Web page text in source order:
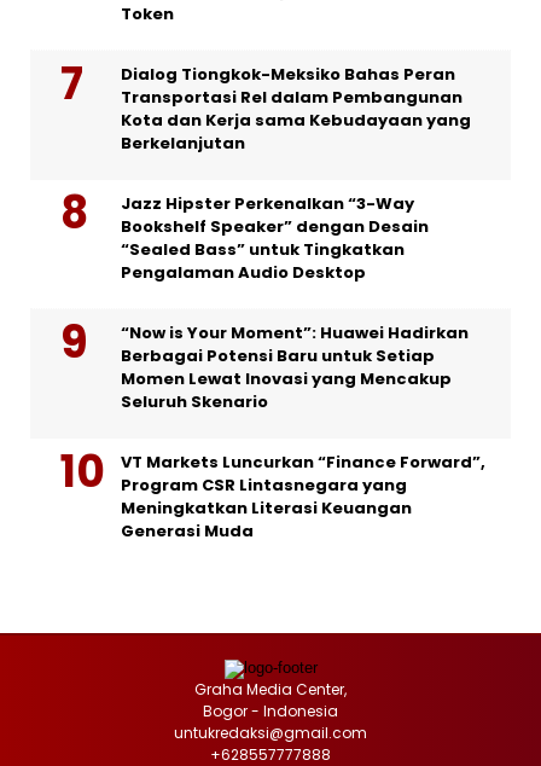
Token
Dialog Tiongkok-Meksiko Bahas Peran
Transportasi Rel dalam Pembangunan
Kota dan Kerja sama Kebudayaan yang
Berkelanjutan
Jazz Hipster Perkenalkan “3-Way
Bookshelf Speaker” dengan Desain
“Sealed Bass” untuk Tingkatkan
Pengalaman Audio Desktop
“Now is Your Moment”: Huawei Hadirkan
Berbagai Potensi Baru untuk Setiap
Momen Lewat Inovasi yang Mencakup
Seluruh Skenario
VT Markets Luncurkan “Finance Forward”,
Program CSR Lintasnegara yang
Meningkatkan Literasi Keuangan
Generasi Muda
Graha Media Center,
Bogor - Indonesia
untukredaksi@gmail.com
+628557777888